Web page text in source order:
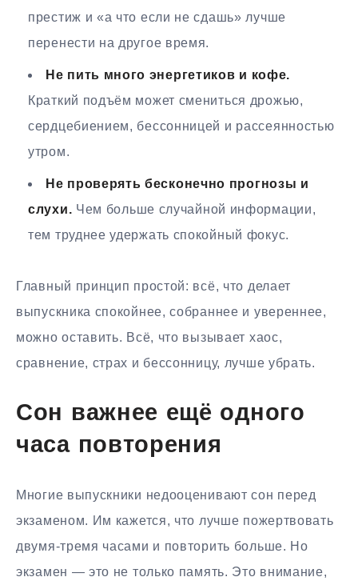
престиж и «а что если не сдашь» лучше
перенести на другое время.
Не пить много энергетиков и кофе.
Краткий подъём может смениться дрожью,
сердцебиением, бессонницей и рассеянностью
утром.
Не проверять бесконечно прогнозы и
слухи. Чем больше случайной информации,
тем труднее удержать спокойный фокус.
Главный принцип простой: всё, что делает
выпускника спокойнее, собраннее и увереннее,
можно оставить. Всё, что вызывает хаос,
сравнение, страх и бессонницу, лучше убрать.
Сон важнее ещё одного
часа повторения
Многие выпускники недооценивают сон перед
экзаменом. Им кажется, что лучше пожертвовать
двумя-тремя часами и повторить больше. Но
экзамен — это не только память. Это внимание,